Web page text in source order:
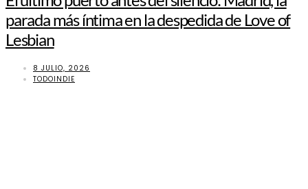
parada más íntima en la despedida de Love of
Lesbian
8 JULIO, 2026
TODOINDIE